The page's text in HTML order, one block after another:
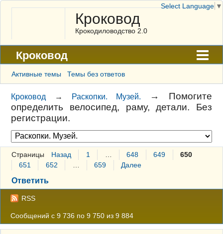
Кроковод
Крокодиловодство 2.0
Кроковод
Форум
Архив
ГАЛЕРЕЯ
Правила
Поиск
Регистрация
Вход
Активные темы Темы без ответов
Кроковод → Раскопки. Музей. → Помогите
определить велосипед, раму, детали. Без
регистрации.
Страницы Назад 1 648 649
650
651
652 659 Далее
Ответить
RSS
Сообщений с 9 736 по 9 750 из 9 884
Select Language ▼